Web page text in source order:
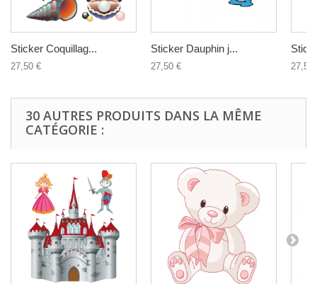
Sticker Coquillag...
27,50 €
Sticker Dauphin j...
27,50 € 27,50
30 AUTRES PRODUITS DANS LA MÊME
CATÉGORIE :